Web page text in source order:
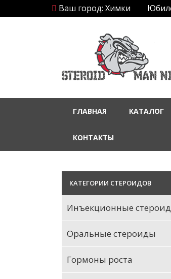
Ваш город: Химки
ГЛАВНАЯ КАТАЛОГ
КОНТАКТЫ
КАТЕГОРИИ СТЕРОИДОВ
Инъекционные
Оральные стероиды
Гормоны роста